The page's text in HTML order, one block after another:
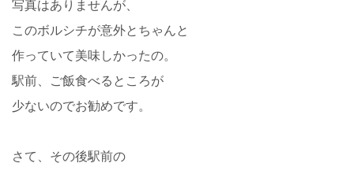
写真はありませんが、
このボルシチが意外とちゃんと
作っていて美味しかったの。
駅前、ご飯食べるところが
少ないのでお勧めです。
さて、その後駅前の